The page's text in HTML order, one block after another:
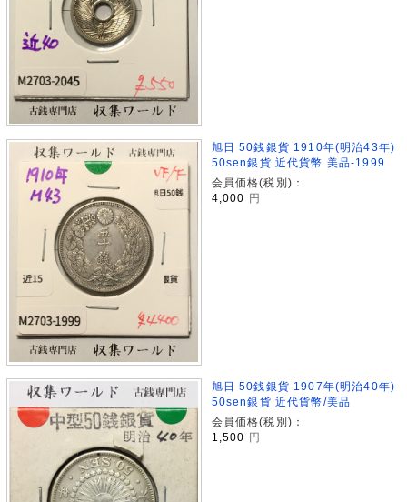
旭日 50銭銀貨 1910年(明治43年)
50sen銀貨 近代貨幣 美品-1999
会員価格(税別)：
4,000 円
旭日 50銭銀貨 1907年(明治40年)
50sen銀貨 近代貨幣/美品
会員価格(税別)：
1,500 円